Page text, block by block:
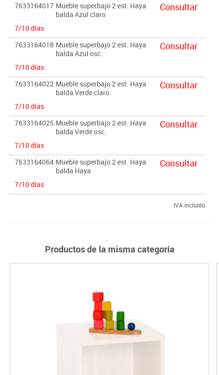
7633164017 Mueble superbajo 2 est. Haya
balda Azul claro
7/10 días
Consultar
7633164018 Mueble superbajo 2 est. Haya
balda Azul osc.
7/10 días
Consultar
7633164022 Mueble superbajo 2 est. Haya
balda Verde claro
7/10 días
Consultar
7633164025 Mueble superbajo 2 est. Haya
balda Verde osc.
7/10 días
Consultar
7633164064 Mueble superbajo 2 est. Haya
balda Haya
7/10 días
Consultar
IVA incluido
Productos de la misma categoría